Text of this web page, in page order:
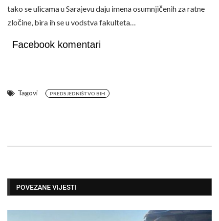
tako se ulicama u Sarajevu daju imena osumnjičenih za ratne
zločine, bira ih se u vodstva fakulteta…
Facebook komentari
Tagovi PREDSJEDNIŠTVO BIH
POVEZANE VIJESTI